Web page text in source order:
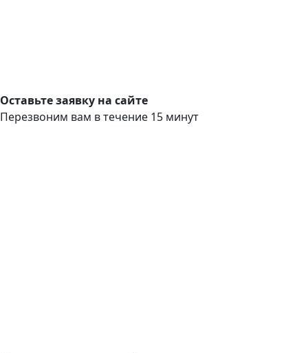
Оставьте заявку на сайте
Перезвоним вам в течение 15 минут